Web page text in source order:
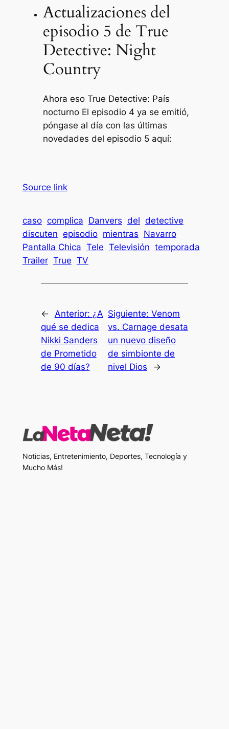
Actualizaciones del
episodio 5 de True
Detective: Night
Country
Ahora eso True Detective: País
nocturnoEl episodio 4 ya se emitió,
póngase al día con las últimas
novedades del episodio 5 aquí:
Source link
caso complica Danvers del detective
discuten episodio mientras Navarro
Pantalla Chica Tele Televisión temporada
Trailer True TV
← Anterior: ¿A
qué se dedica
Nikki Sanders
de Prometido
de 90 días?
Siguiente: Venom
vs. Carnage desata
un nuevo diseño
de simbionte de
nivel Dios
→
Noticias, Entretenimiento, Deportes, Tecnología y
Mucho Más!